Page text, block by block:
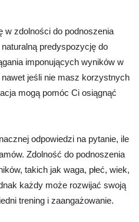
w zdolności do podnoszenia
predyspozycję do
imponujących wyników w
jeśli nie masz korzystnych
mogą pomóc Ci osiągnąć
odpowiedzi na pytanie, ile
Zdolność do podnoszenia
takich jak waga, płeć, wiek,
każdy może rozwijać swoją
trening i zaangażowanie.